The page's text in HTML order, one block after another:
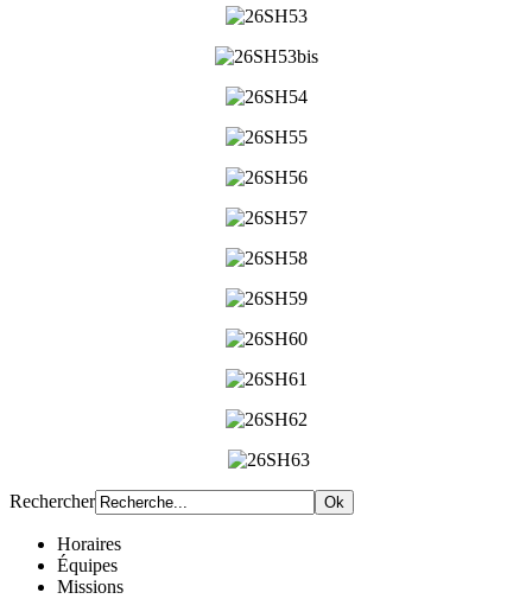
Rechercher
Horaires
Équipes
Missions